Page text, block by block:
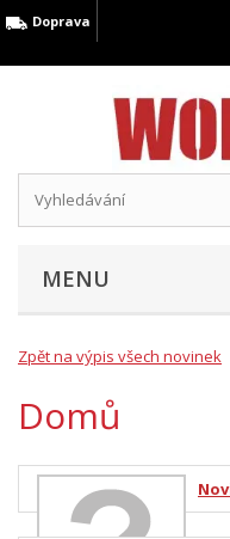
Doprava
MENU
Zpět na výpis všech novinek
Domů